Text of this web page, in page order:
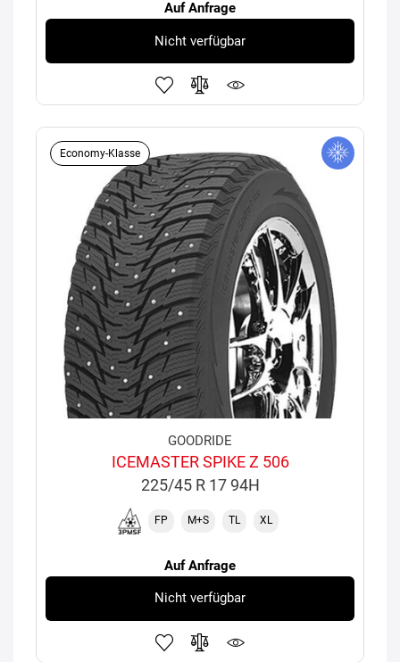
Auf Anfrage
Nicht verfügbar
Economy-Klasse
GOODRIDE
ICEMASTER SPIKE Z 506
225/45 R 17 94H
FP M+S TL XL
Auf Anfrage
Nicht verfügbar